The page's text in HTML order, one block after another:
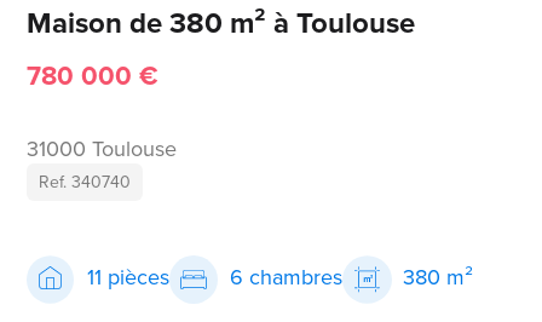
Maison de 380 m² à Toulouse
780 000 €
31000 Toulouse
Ref. 340740
11 pièces 6 chambres 380 m²